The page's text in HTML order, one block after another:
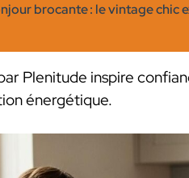
brocante : le vintage chic
Plenitude inspire
énergétique.